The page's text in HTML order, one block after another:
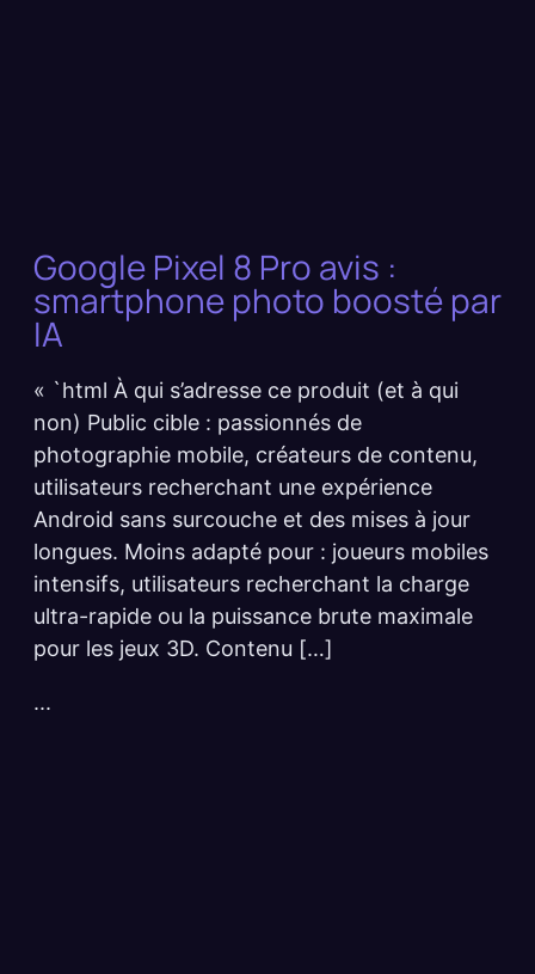
Google Pixel 8 Pro avis :
smartphone photo boosté par
IA
« `html À qui s’adresse ce produit (et à qui
non) Public cible : passionnés de
photographie mobile, créateurs de contenu,
utilisateurs recherchant une expérience
Android sans surcouche et des mises à jour
longues. Moins adapté pour : joueurs mobiles
intensifs, utilisateurs recherchant la charge
ultra-rapide ou la puissance brute maximale
pour les jeux 3D. Contenu […]
...